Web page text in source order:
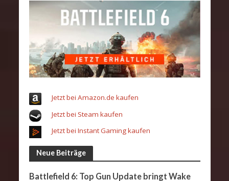
Jetzt bei Amazon.de kaufen
Jetzt bei Steam kaufen
Jetzt bei Instant Gaming kaufen
Neue Beiträge
Battlefield 6: Top Gun Update bringt Wake